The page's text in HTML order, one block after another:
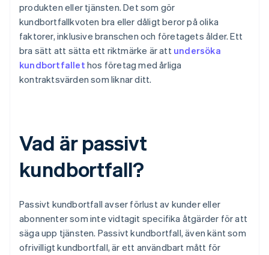
produkten eller tjänsten. Det som gör
kundbortfallkvoten bra eller dåligt beror på olika
faktorer, inklusive branschen och företagets ålder. Ett
bra sätt att sätta ett riktmärke är att undersöka
kundbortfallet hos företag med årliga
kontraktsvärden som liknar ditt.
Vad är passivt
kundbortfall?
Passivt kundbortfall avser förlust av kunder eller
abonnenter som inte vidtagit specifika åtgärder för att
säga upp tjänsten. Passivt kundbortfall, även känt som
ofrivilligt kundbortfall, är ett användbart mått för